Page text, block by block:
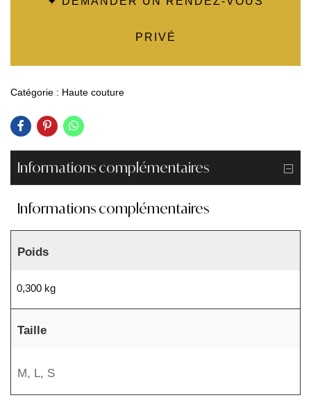
PRIVÉ
Catégorie : Haute couture
Informations complémentaires
Informations complémentaires
Poids
0,300 kg
Taille
M, L, S